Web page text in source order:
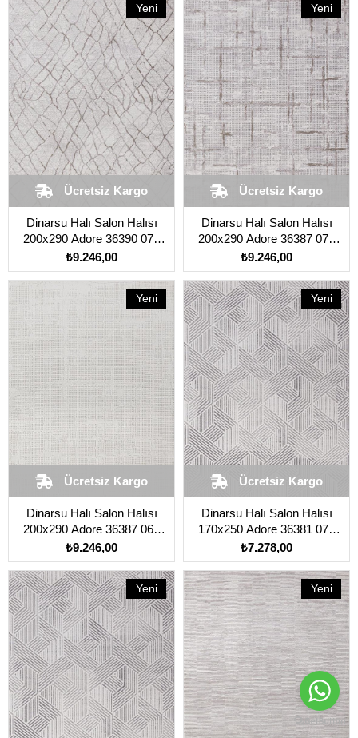
Dinarsu Halı Salon Halısı
200x290 Adore 36390 070
Vizon
₺9.246,00
Ücretsiz Kargo
Yeni
Ürün
Dinarsu Halı Salon Halısı
200x290 Adore 36387 070
Vizon
₺9.246,00
Ücretsiz Kargo
Yeni
Ürün
Dinarsu Halı Salon Halısı
200x290 Adore 36387 060
Krem
₺9.246,00
Ücretsiz Kargo
Yeni
Ürün
Dinarsu Halı Salon Halısı
170x250 Adore 36381 070
Vizon
₺7.278,00
Ücretsiz Kargo
Yeni
Ürün
Yeni
Ürün
Yeni
Ürün